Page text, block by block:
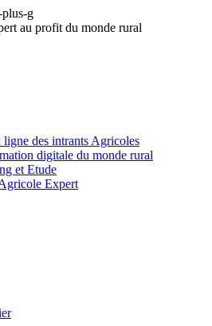
g
au profit du monde rural
ligne des intrants Agricoles
digitale du monde rural
et Etude
Expert